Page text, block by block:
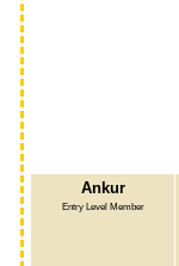
Ankur
Entry Level Member